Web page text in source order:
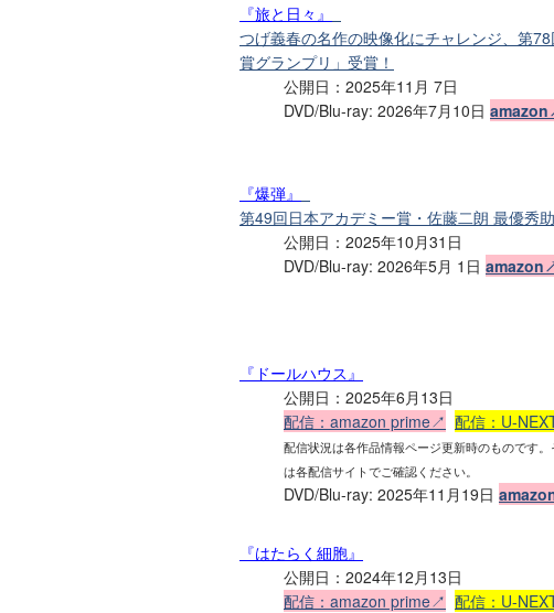
『旅と日々』
つげ義春の名作の映像化にチャレンジ、第
賞グランプリ」受賞！
公開日：2025年11月 7日
DVD/Blu-ray: 2026年7月10日
『爆弾』
第49回日本アカデミー賞・佐藤二朗 最優秀
公開日：2025年10月31日
DVD/Blu-ray: 2026年5月 1日
『ドールハウス』
公開日：2025年6月13日
配信：amazon prime↗ 配信：U-
配信状況は各作品情報ページ更新時のものです
は各配信サイトでご確認ください。
DVD/Blu-ray: 2025年11月19日
『はたらく細胞』
公開日：2024年12月13日
配信：amazon prime↗ 配信：U-